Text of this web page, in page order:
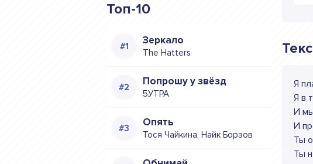
Топ-10
Зеркало
The Hatters
Попрошу у звёзд
5УТРА
Опять
Тося Чайкина, Найк Борзов
Я
Я в
И
И
Ты
Ты